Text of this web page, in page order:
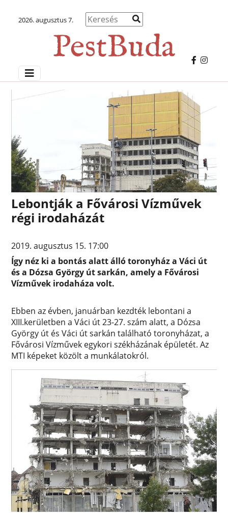
2026. augusztus 7.
Lebontják a Fővárosi Vízművek
régi irodaházát
2019. augusztus 15. 17:00
Így néz ki a bontás alatt álló toronyház a Váci út
és a Dózsa György út sarkán, amely a Fővárosi
Vízművek irodaháza volt.
Ebben az évben, januárban kezdték lebontani a
XIII.kerületben a Váci út 23-27. szám alatt, a Dózsa
György út és Váci út sarkán található toronyházat, a
Fővárosi Vízművek egykori székházának épületét. Az
MTI képeket közölt a munkálatokról.